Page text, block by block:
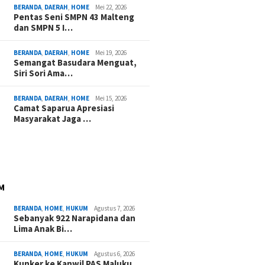
BERANDA, DAERAH, HOME Mei 22, 2026
Pentas Seni SMPN 43 Malteng
dan SMPN 5 I…
BERANDA, DAERAH, HOME Mei 19, 2026
Semangat Basudara Menguat,
Siri Sori Ama…
BERANDA, DAERAH, HOME Mei 15, 2026
Camat Saparua Apresiasi
Masyarakat Jaga …
BERANDA, HOME, HUKUM Agustus 7, 2026
Sebanyak 922 Narapidana dan
Lima Anak Bi…
BERANDA, HOME, HUKUM Agustus 6, 2026